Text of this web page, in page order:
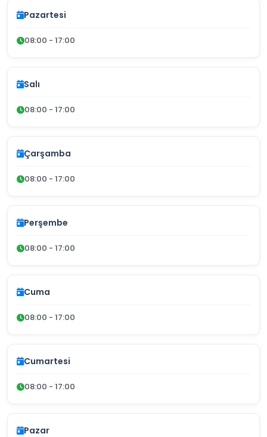
Pazartesi
08:00 - 17:00
Salı
08:00 - 17:00
Çarşamba
08:00 - 17:00
Perşembe
08:00 - 17:00
Cuma
08:00 - 17:00
Cumartesi
08:00 - 17:00
Pazar